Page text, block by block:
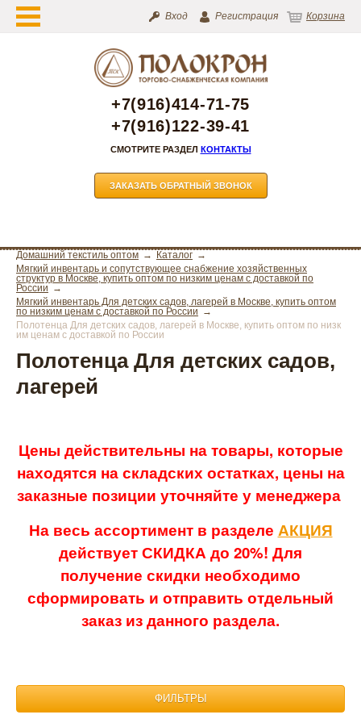
Вход Регистрация Корзина
+7(916)414-71-75
+7(916)122-39-41
СМОТРИТЕ РАЗДЕЛ КОНТАКТЫ
ЗАКАЗАТЬ ОБРАТНЫЙ ЗВОНОК
Домашний текстиль оптом
Каталог
Мягкий инвентарь и сопутствующее снабжение хозяйственных
структур в Москве, купить оптом по низким ценам с доставкой по
России
Мягкий инвентарь Для детских садов, лагерей в Москве, купить оптом
по низким ценам с доставкой по России
Полотенца Для детских садов, лагерей в Москве, купить оптом по низк
им ценам с доставкой по России
Полотенца Для детских садов,
лагерей
Цены действительны на товары, которые
находятся на складских остатках, цены на
заказные позиции уточняйте у менеджера
На весь ассортимент в разделе АКЦИЯ
действует СКИДКА до 20%! Для
получение скидки необходимо
сформировать и отправить отдельный
заказ из данного раздела.
ФИЛЬТРЫ